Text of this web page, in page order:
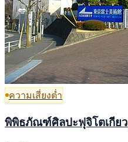
ความเสี่ยงต่ำ
พิพิธภัณฑ์ศิลปะฟุจิโตเกียว